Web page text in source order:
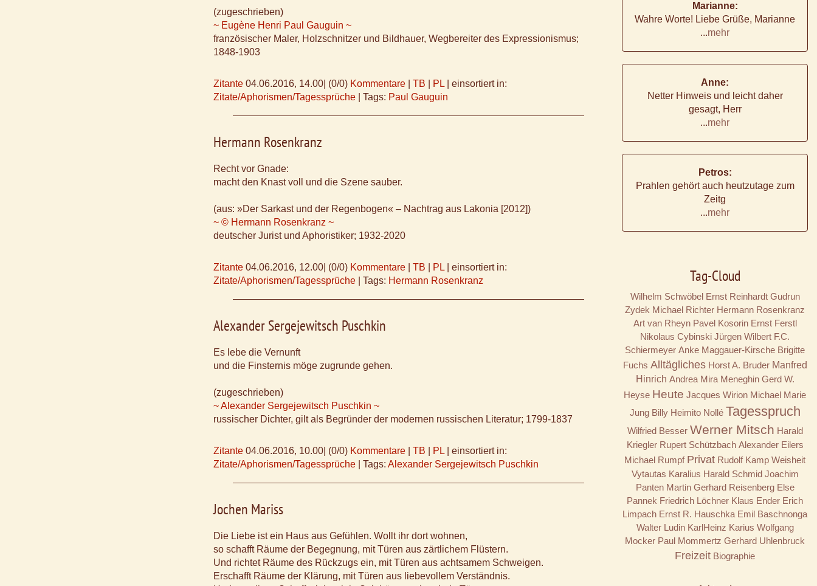
(zugeschrieben)
~ Eugène Henri Paul Gauguin ~
französischer Maler, Holzschnitzer und Bildhauer, Wegbereiter des Expressionismus;
1848-1903
Zitante 04.06.2016, 14.00 (0/0) Kommentare TB PL
einsortiert in:
Zitate/Aphorismen/Tagessprüche
Tags: Paul Gauguin
Hermann Rosenkranz
Recht vor Gnade:
macht den Knast voll und die Szene sauber.
(aus: »Der Sarkast und der Regenbogen« – Nachtrag aus Lakonia [2012])
~ © Hermann Rosenkranz ~
deutscher Jurist und Aphoristiker; 1932-2020
Zitante 04.06.2016, 12.00 (0/0) Kommentare TB PL
einsortiert in:
Zitate/Aphorismen/Tagessprüche
Tags: Hermann Rosenkranz
Alexander Sergejewitsch Puschkin
Es lebe die Vernunft
und die Finsternis möge zugrunde gehen.
(zugeschrieben)
~ Alexander Sergejewitsch Puschkin ~
russischer Dichter, gilt als Begründer der modernen russischen Literatur; 1799-1837
Zitante 04.06.2016, 10.00 (0/0) Kommentare TB PL
einsortiert in:
Zitate/Aphorismen/Tagessprüche
Tags: Alexander Sergejewitsch Puschkin
Jochen Mariss
Die Liebe ist ein Haus aus Gefühlen. Wollt ihr dort wohnen,
so schafft Räume der Begegnung, mit Türen aus zärtlichem Flüstern.
Und richtet Räume des Rückzugs ein, mit Türen aus achtsamem Schweigen.
Erschafft Räume der Klärung, mit Türen aus liebevollem Verständnis.
Marianne:
Wahre Worte! Liebe Grüße, Marianne
...mehr
Anne:
Netter Hinweis und leicht daher
gesagt, Herr
...mehr
Petros:
Prahlen gehört auch heutzutage zum
Zeitg
...mehr
Tag-Cloud
Wilhelm Schwöbel Ernst Reinhardt Gudrun
Zydek Michael Richter Hermann Rosenkranz
Art van Rheyn Pavel Kosorin Ernst Ferstl
Nikolaus Cybinski Jürgen Wilbert F.C.
Schiermeyer Anke Maggauer-Kirsche Brigitte
Fuchs Alltägliches Horst A. Bruder Manfred
Hinrich Andrea Mira Meneghin Gerd W.
Heyse Heute Jacques Wirion Michael Marie
Jung Billy Heimito Nollé Tagesspruch
Wilfried Besser Werner Mitsch Harald
Kriegler Rupert Schützbach Alexander Eilers
Michael Rumpf Privat Rudolf Kamp Weisheit
Vytautas Karalius Harald Schmid Joachim
Panten Martin Gerhard Reisenberg Else
Pannek Friedrich Löchner Klaus Ender Erich
Limpach Ernst R. Hauschka Emil Baschnonga
Walter Ludin KarlHeinz Karius Wolfgang
Mocker Paul Mommertz Gerhard Uhlenbruck
Freizeit Biographie